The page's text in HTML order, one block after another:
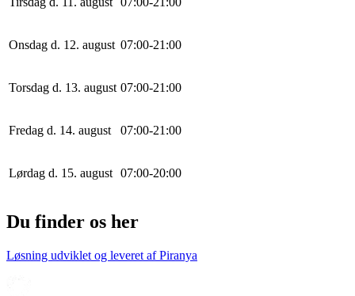
Onsdag d. 12. august 07:00-21:00
Torsdag d. 13. august 07:00-21:00
Fredag d. 14. august 07:00-21:00
Lørdag d. 15. august 07:00-20:00
Du finder os her
Løsning udviklet og leveret afPiranya